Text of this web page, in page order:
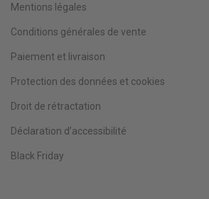
Mentions légales
Conditions générales de vente
Paiement et livraison
Protection des données et cookies
Droit de rétractation
Déclaration d’accessibilité
Black Friday